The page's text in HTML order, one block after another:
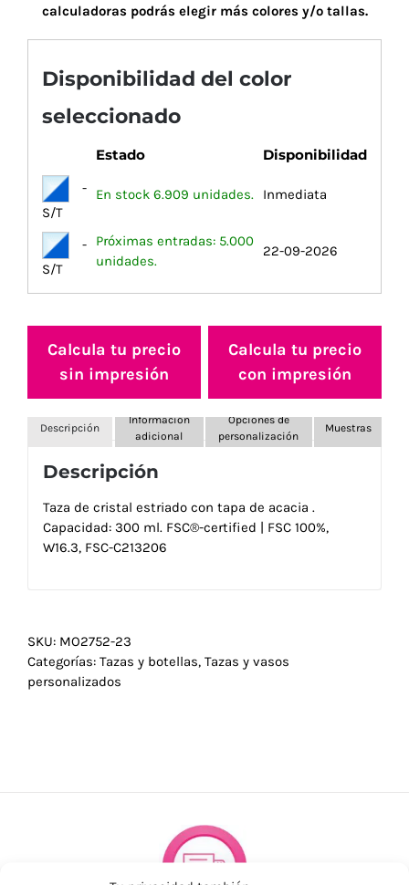
calculadoras podrás elegir más colores y/o tallas.
Disponibilidad del color
seleccionado
Estado Disponibilidad
-
S/T
En stock 6.909 unidades. Inmediata
-
S/T
Próximas entradas: 5.000
unidades.
22-09-2026
Calcula tu precio
sin impresión
Calcula tu precio
con impresión
Descripción
Información
adicional
Opciones de
personalización
Muestras
Descripción
Taza de cristal estriado con tapa de acacia .
Capacidad: 300 ml. FSC®-certified | FSC 100%,
W16.3, FSC-C213206
SKU: MO2752-23
Categorías: Tazas y botellas, Tazas y vasos
personalizados